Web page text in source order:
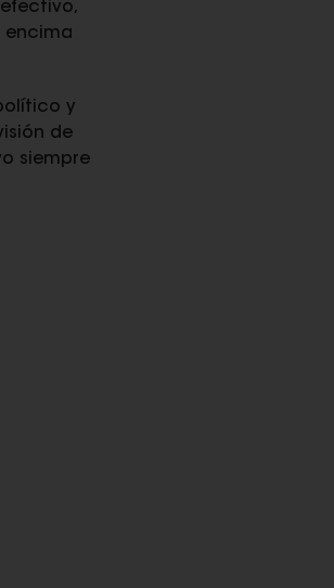
encima
y
de
siempre